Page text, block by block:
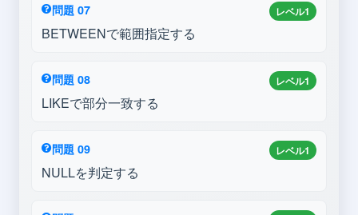
レベル1
問題 07
BETWEENで範囲指定する
レベル1
問題 08
LIKEで部分一致する
レベル1
問題 09
NULLを判定する